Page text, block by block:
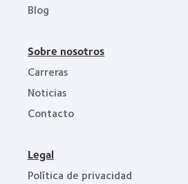
Blog
Sobre nosotros
Carreras
Noticias
Contacto
Legal
Política de privacidad